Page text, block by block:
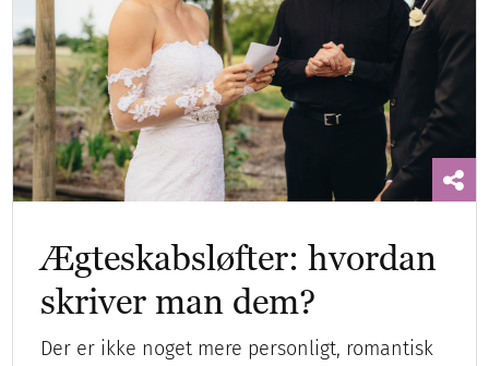
Ægteskabsløfter: hvordan
skriver man dem?
Der er ikke noget mere personligt, romantisk